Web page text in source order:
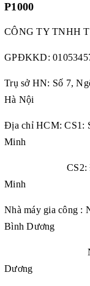
P1000
CÔNG TY TNHH
GPĐKKD:
Trụ sở HN: Số 7,
Hà Nội
Địa chỉ HCM: CS1:
Minh
CS2: Đào Duy
Minh
Nhà máy gia công :
Bình Dương
NM2: KP4,
Dương